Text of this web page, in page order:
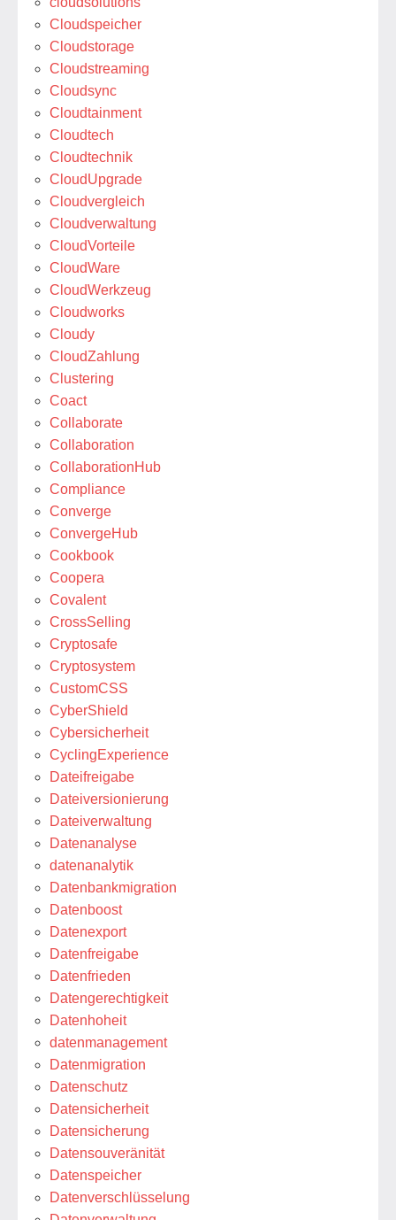
Cloudspeicher
Cloudstorage
Cloudstreaming
Cloudsync
Cloudtainment
Cloudtech
Cloudtechnik
CloudUpgrade
Cloudvergleich
Cloudverwaltung
CloudVorteile
CloudWare
CloudWerkzeug
Cloudworks
Cloudy
CloudZahlung
Clustering
Coact
Collaborate
Collaboration
CollaborationHub
Compliance
Converge
ConvergeHub
Cookbook
Coopera
Covalent
CrossSelling
Cryptosafe
Cryptosystem
CustomCSS
CyberShield
Cybersicherheit
CyclingExperience
Dateifreigabe
Dateiversionierung
Dateiverwaltung
Datenanalyse
datenanalytik
Datenbankmigration
Datenboost
Datenexport
Datenfreigabe
Datenfrieden
Datengerechtigkeit
Datenhoheit
datenmanagement
Datenmigration
Datenschutz
Datensicherheit
Datensicherung
Datensouveränität
Datenspeicher
Datenverschlüsselung